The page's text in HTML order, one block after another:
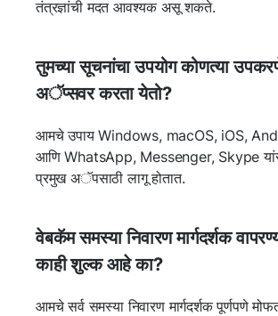
तंत्रज्ञांची मदत आवश्यक असू शकते.
तुमच्या सूचनांचा उपयोग कोणत्या
अॅप्सवर करता येतो?
आमचे उपाय Windows, macOS, iOS,
आणि WhatsApp, Messenger, Skype
प्रमुख अॅपसाठी लागू होतात.
वेबकॅम समस्या निवारण मार्गदर्शक
काही शुल्क आहे का?
आमचे सर्व समस्या निवारण मार्गदर्शक पूर्णपणे